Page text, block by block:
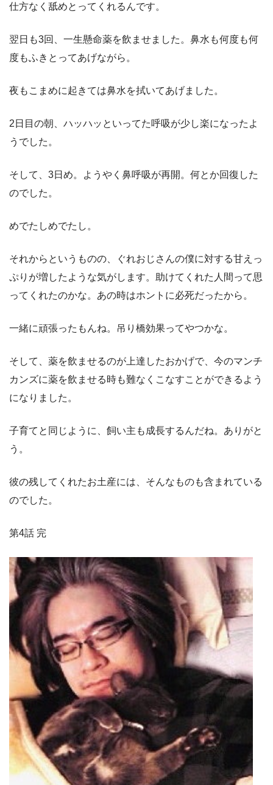
仕方なく舐めとってくれるんです。
翌日も3回、一生懸命薬を飲ませました。鼻水も何度も何
度もふきとってあげながら。
夜もこまめに起きては鼻水を拭いてあげました。
2 日目の朝、ハッハッといってた呼吸が少し楽になったよ
うでした。
そして、 3日め。ようやく鼻呼吸が再開。何とか回復した
のでした。
めでたしめでたし。
それからというものの、ぐれおじさんの僕に対する甘えっ
ぷりが増したような気がします。助けてくれた人間って思
ってくれたのかな。あの時はホントに必死だったから。
一緒に頑張ったもんね。吊り橋効果ってやつかな。
そして、薬を飲ませるのが上達したおかげで、今のマンチ
カンズに薬を飲ませる時も難なくこなすことができるよう
になりました。
子育てと同じように、飼い主も成長するんだね。ありがと
う。
彼の残してくれたお土産には、そんなものも含まれている
のでした。
第4話 完